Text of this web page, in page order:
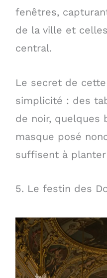
fenêtres,
de la ville et
central.
Le secret de
simplicité : des
de noir, quelques
masque posé
suffisent à
5. Le festin des